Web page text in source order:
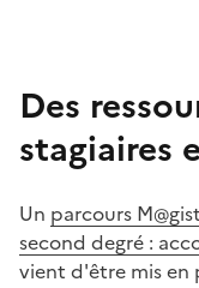
Des
stagiaires
Un parcours
second degré :
vient d'être mis en